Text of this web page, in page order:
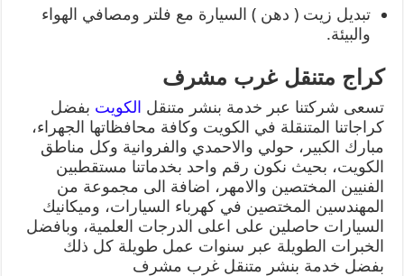
تبديل زيت ( دهن ) السيارة مع فلتر ومصافي الهواء
والبيئة.
كراج متنقل غرب مشرف
تسعى شركتنا عبر خدمة بنشر متنقل الكويت بفضل
كراجاتنا المتنقلة في الكويت وكافة محافظاتها الجهراء،
مبارك الكبير، حولي والاحمدي والفروانية وكل مناطق
الكويت، بحيث نكون رقم واحد بخدماتنا مستقطبين
الفنيين المختصين والامهر، اضافة الى مجموعة من
المهندسين المختصين في كهرباء السيارات، وميكانيك
السيارات حاصلين على اعلى الدرجات العلمية، وبافضل
الخبرات الطويلة عبر سنوات عمل طويلة كل ذلك
بفضل خدمة بنشر متنقل غرب مشرف